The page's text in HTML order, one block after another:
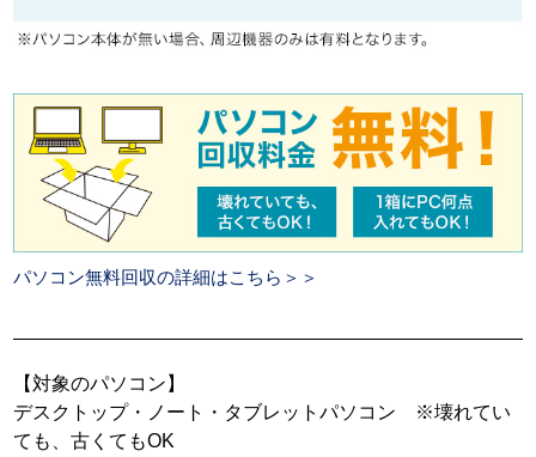
パソコン無料回収の詳細はこちら＞＞
【対象のパソコン】
デスクトップ・ノート・タブレットパソコン ※壊れてい
ても、古くてもOK